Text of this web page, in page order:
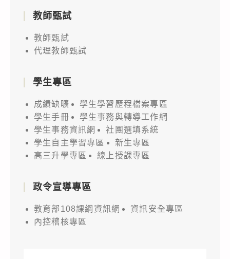
教師甄試
教師甄試
代理教師甄試
學生專區
成績缺曠
學生學習歷程檔案專區
學生手冊
學生事務與轉導工作網
學生事務資訊網
社團選填系統
學生自主學習專區
新生專區
高三升學專區
線上授課專區
政令宣導專區
教育部108課綱資訊網
資訊安全專區
內控稽核專區